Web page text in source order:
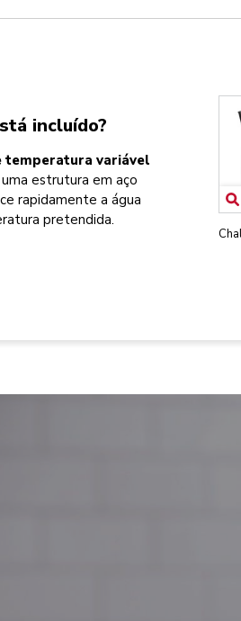
incluído?
temperatura variável
estrutura em aço
rapidamente a água
pretendida.